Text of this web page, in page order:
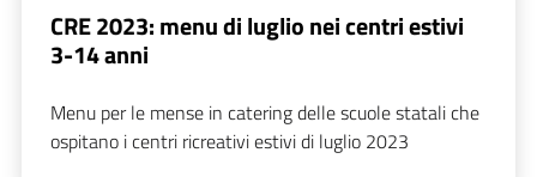
CRE 2023: menu di luglio nei centri estivi
3-14 anni
Menu per le mense in catering delle scuole statali che
ospitano i centri ricreativi estivi di luglio 2023